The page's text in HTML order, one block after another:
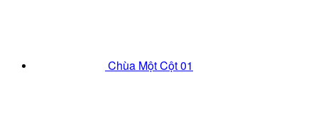
Chùa Một Cột 01